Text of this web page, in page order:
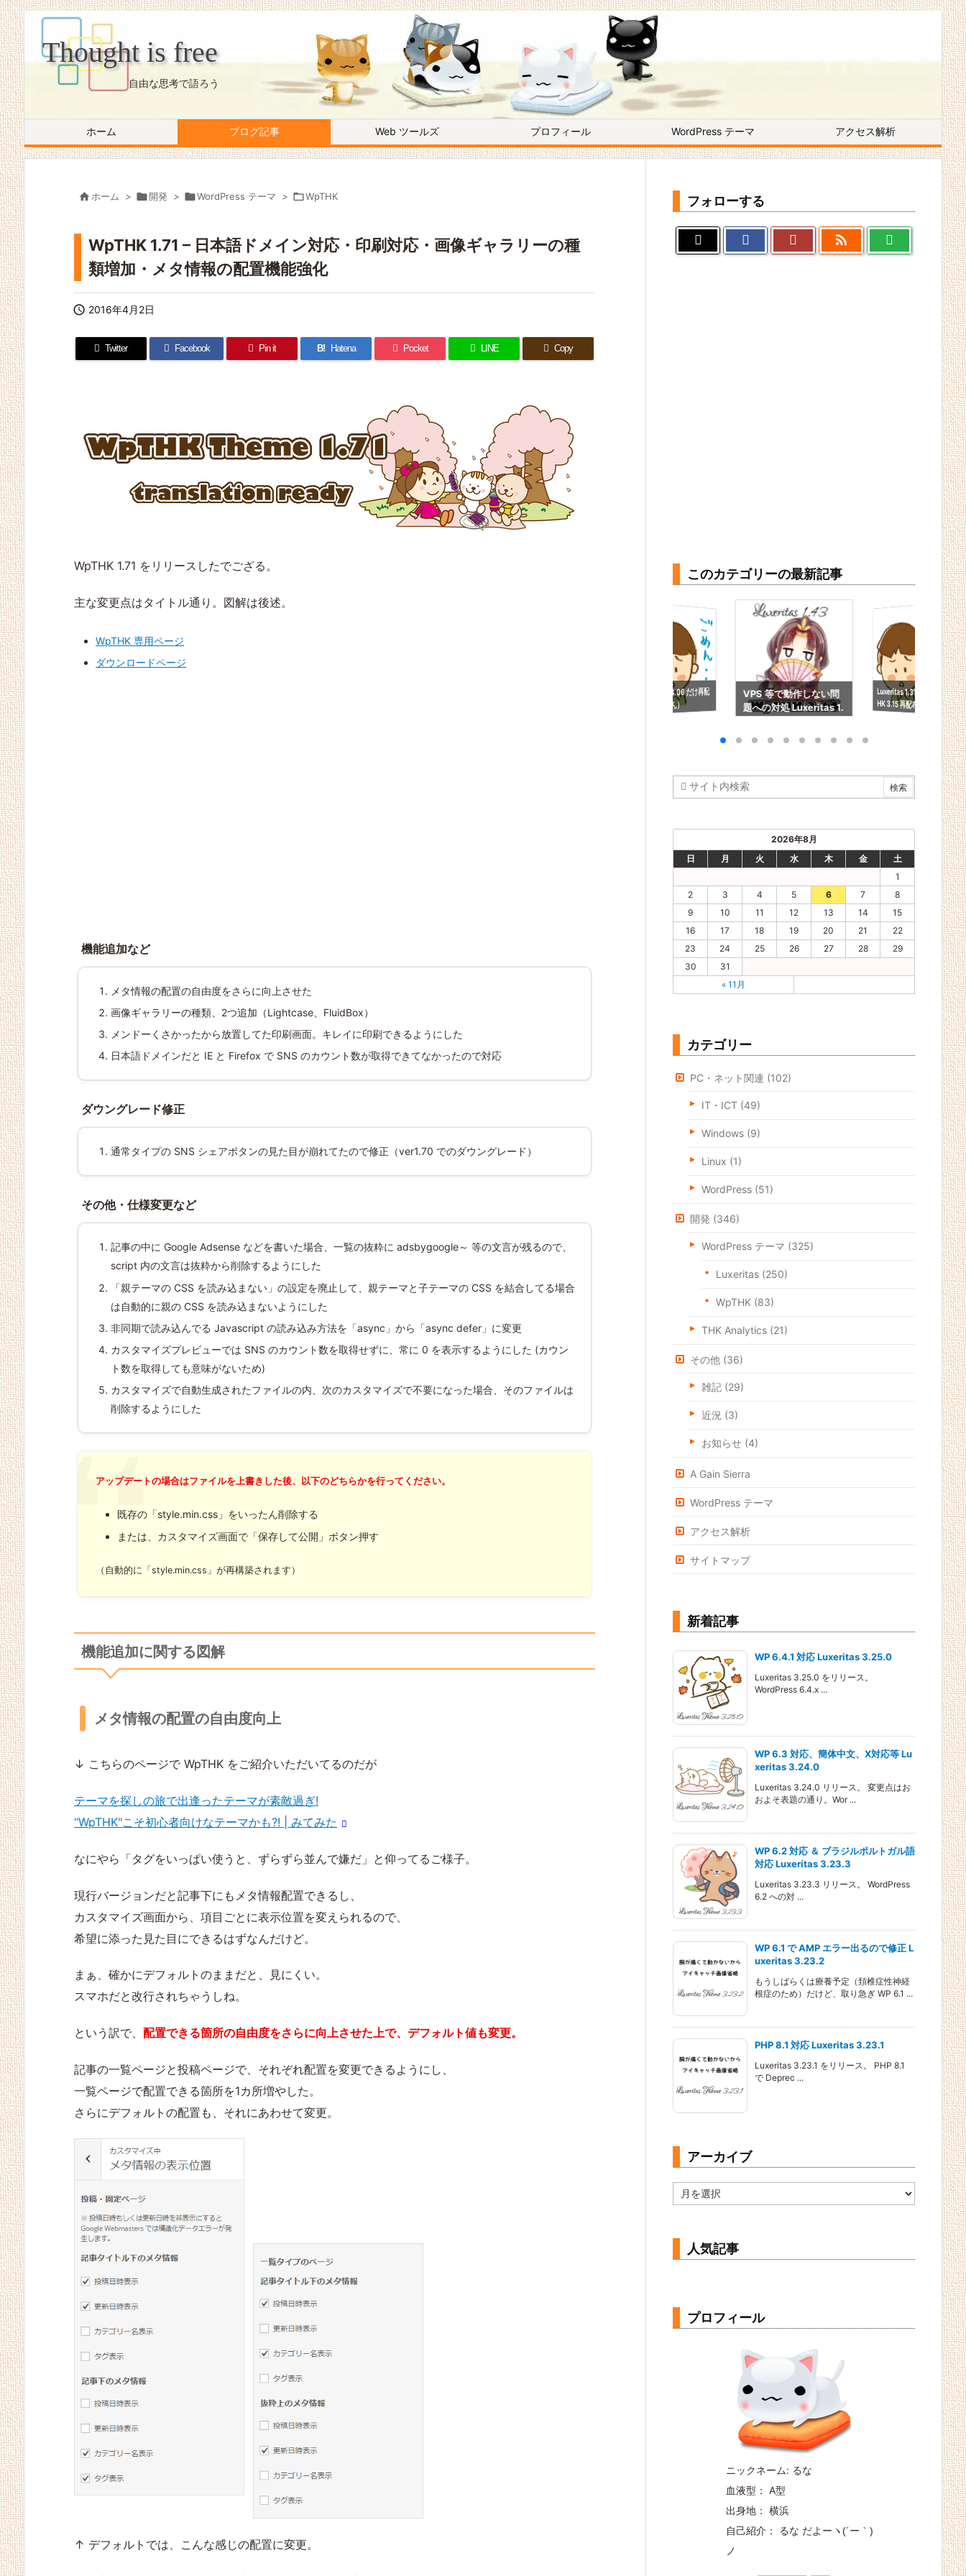
Thought is free
自由な思考で語ろう
ホーム ブログ記事 Web ツールズ プロフィール WordPress テーマ アクセス解析
 ホーム > 開発 > WordPress テーマ > WpTHK
WpTHK 1.71 – 日本語ドメイン対応・印刷対応・画像ギャラリーの種
類増加・メタ情報の配置機能強化
 2016年4月2日
Twitter Facebook Pin it B! Hatena Pocket LINE Copy
WpTHK 1.71 をリリースしたでござる。
主な変更点はタイトル通り。図解は後述。
WpTHK 専用ページ
ダウンロードページ
機能追加など
メタ情報の配置の自由度をさらに向上させた
画像ギャラリーの種類、2つ追加（Lightcase、FluidBox）
メンドーくさかったから放置してた印刷画面。キレイに印刷できるようにした
日本語ドメインだと IE と Firefox で SNS のカウント数が取得できてなかったので対応
ダウングレード修正
通常タイプの SNS シェアボタンの見た目が崩れてたので修正（ver1.70 でのダウングレード）
その他・仕様変更など
記事の中に Google Adsense などを書いた場合、一覧の抜粋に adsbygoogle～ 等の文言が残るので、
script 内の文言は抜粋から削除するようにした
「親テーマの CSS を読み込まない」の設定を廃止して、親テーマと子テーマの CSS を結合してる場合
は自動的に親の CSS を読み込まないようにした
非同期で読み込んでる Javascript の読み込み方法を「async」から「async defer」に変更
カスタマイズプレビューでは SNS のカウント数を取得せずに、常に 0 を表示するようにした (カウン
ト数を取得しても意味がないため)
カスタマイズで自動生成されたファイルの内、次のカスタマイズで不要になった場合、そのファイルは
削除するようにした
アップデートの場合はファイルを上書きした後、以下のどちらかを行ってください。
既存の「style.min.css」をいったん削除する
または、カスタマイズ画面で「保存して公開」ボタン押す
（自動的に「style.min.css」が再構築されます）
機能追加に関する図解
メタ情報の配置の自由度向上
↓ こちらのページで WpTHK をご紹介いただいてるのだが
テーマを探しの旅で出逢ったテーマが素敵過ぎ!
“WpTHK"こそ初心者向けなテーマかも?! | みてみた
なにやら「タグをいっぱい使うと、ずらずら並んで嫌だ」と仰ってるご様子。
現行バージョンだと記事下にもメタ情報配置できるし、
カスタマイズ画面から、項目ごとに表示位置を変えられるので、
希望に添った見た目にできるはずなんだけど。
まぁ、確かにデフォルトのままだと、見にくい。
スマホだと改行されちゃうしね。
という訳で、 配置できる箇所の自由度をさらに向上させた上で、デフォルト値も変更。
記事の一覧ページと投稿ページで、それぞれ配置を変更できるようにし、
一覧ページで配置できる箇所を1カ所増やした。
さらにデフォルトの配置も、それにあわせて変更。
↑ デフォルトでは、こんな感じの配置に変更。
フォローする

このカテゴリーの最新記事
WpTHK 3.06 だけ再配
布（ごめん）
VPS 等で動作しない問
題への対処 Luxeritas 1.
Luxeritas 1.31 ＆ WpT
HK 3.15 再配布（ごめ
2026年8月
日
月 火 水 木 金
土
1
2
3 4 5 6 7
8
9
10 11 12 13 14
15
16
17 18 19 20 21
22
23
24 25 26 27 28
29
30
31
« 11月
カテゴリー
PC・ネット関連 (102)
IT・ICT (49)
Windows (9)
Linux (1)
WordPress (51)
開発 (346)
WordPress テーマ (325)
Luxeritas (250)
WpTHK (83)
THK Analytics (21)
その他 (36)
雑記 (29)
近況 (3)
お知らせ (4)
A Gain Sierra
WordPress テーマ
アクセス解析
サイトマップ
新着記事
WP 6.4.1 対応 Luxeritas 3.25.0
Luxeritas 3.25.0 をリリース。
WordPress 6.4.x ...
WP 6.3 対応、簡体中文、X対応等 Lu
xeritas 3.24.0
Luxeritas 3.24.0 リリース。 変更点はお
およそ表題の通り。Wor ...
WP 6.2 対応 ＆ ブラジルポルトガル語
対応 Luxeritas 3.23.3
Luxeritas 3.23.3 リリース。 WordPress
6.2 への対 ...
WP 6.1 で AMP エラー出るので修正 L
uxeritas 3.23.2
もうしばらくは療養予定（頚椎症性神経
根症のため）だけど、取り急ぎ WP 6.1 ...
PHP 8.1 対応 Luxeritas 3.23.1
Luxeritas 3.23.1 をリリース。 PHP 8.1
で Deprec ...
アーカイブ
ー
人気記事
プロフィール
ニックネーム: るな
血液型： A型
出身地： 横浜
自己紹介： るな だよー ヽ(´ー｀)
ノ